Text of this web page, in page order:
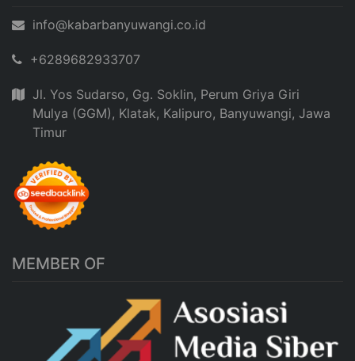
info@kabarbanyuwangi.co.id
+6289682933707
Jl. Yos Sudarso, Gg. Soklin, Perum Griya Giri
Mulya (GGM), Klatak, Kalipuro, Banyuwangi, Jawa
Timur
MEMBER OF